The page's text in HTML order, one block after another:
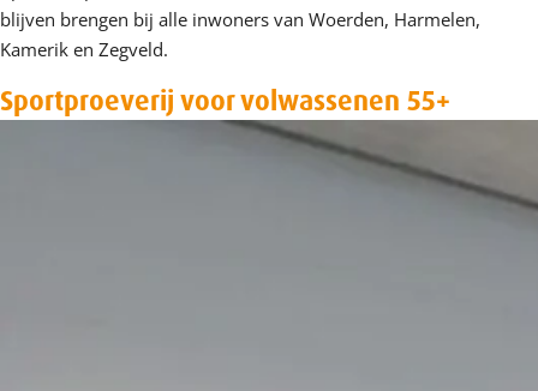
blijven brengen bij alle inwoners van Woerden, Harmelen,
Kamerik en Zegveld.
Sportproeverij voor volwassenen 55+